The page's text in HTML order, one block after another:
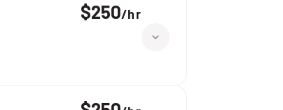
$250/hr